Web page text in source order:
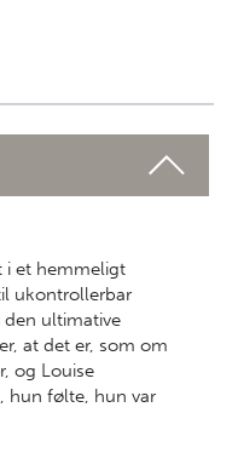
i et hemmeligt
ukontrollerbar
den ultimative
at det er, som om
og Louise
hun følte, hun var